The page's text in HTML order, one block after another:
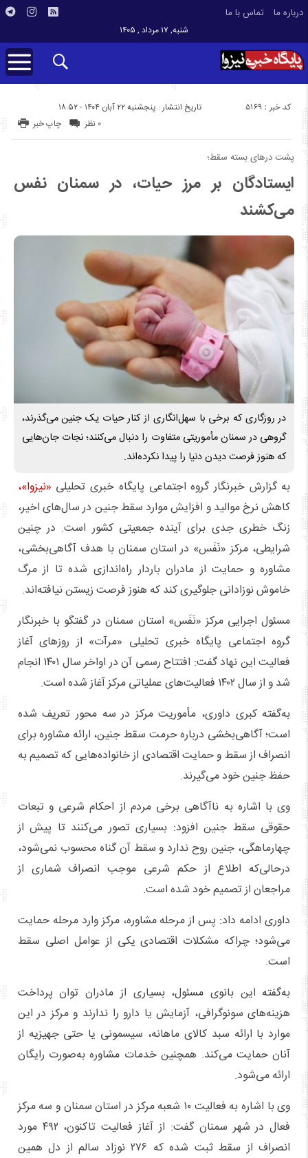
درباره ما تماس با ما
شنبه, ۱۷ مرداد , ۱۴۰۵
تاریخ انتشار : پنجشنبه ۲۲ آبان ۱۴۰۴ - ۱۸:۵۲ کد خبر : 5169
چاپ خبر ۰ نظر
پشت درهای بسته سقط؛
ایستادگان بر مرز حیات، در سمنان نفس
می‌کشند
در روزگاری که برخی با سهل‌انگاری از کنار حیات یک جنین می‌گذرند،
گروهی در سمنان مأموریتی متفاوت را دنبال می‌کنند؛ نجات جان‌هایی
که هنوز فرصت دیدن دنیا را پیدا نکرده‌اند.
به‌ گزارش خبرنگار گروه اجتماعی پایگاه خبری تحلیلی «نیزوا»،
کاهش نرخ موالید و افزایش موارد سقط جنین در سال‌های اخیر،
زنگ خطری جدی برای آینده جمعیتی کشور است. در چنین
شرایطی، مرکز «نَفَس» در استان سمنان با هدف آگاهی‌بخشی،
مشاوره و حمایت از مادران باردار راه‌اندازی شده تا از مرگ
خاموش نوزادانی جلوگیری کند که هنوز فرصت زیستن نیافته‌اند.
مسئول اجرایی مرکز «نَفَس» استان سمنان در گفتگو با خبرنگار
گروه اجتماعی پایگاه خبری تحلیلی «مرآت» از روزهای آغاز
فعالیت این نهاد گفت: افتتاح رسمی آن در اواخر سال ۱۴۰۱ انجام
شد و از سال ۱۴۰۲ فعالیت‌های عملیاتی مرکز آغاز شده است.
به‌گفته کبری داوری، مأموریت مرکز در سه محور تعریف شده
است؛ آگاهی‌بخشی درباره حرمت سقط جنین، ارائه مشاوره برای
انصراف از سقط و حمایت اقتصادی از خانواده‌هایی که تصمیم به
حفظ جنین خود می‌گیرند.
وی با اشاره به ناآگاهی برخی مردم از احکام شرعی و تبعات
حقوقی سقط جنین افزود: بسیاری تصور می‌کنند تا پیش از
چهارماهگی، جنین روح ندارد و سقط آن گناه محسوب نمی‌شود،
درحالی‌که اطلاع از حکم شرعی موجب انصراف شماری از
مراجعان از تصمیم خود شده است.
داوری ادامه داد: پس از مرحله مشاوره، مرکز وارد مرحله حمایت
می‌شود؛ چراکه مشکلات اقتصادی یکی از عوامل اصلی سقط
است.
به‌گفته این بانوی مسئول، بسیاری از مادران توان پرداخت
هزینه‌های سونوگرافی، آزمایش یا دارو را ندارند و مرکز در این
موارد با ارائه سبد کالای ماهانه، سیسمونی یا حتی جهیزیه از
آنان حمایت می‌کند. همچنین خدمات مشاوره به‌صورت رایگان
ارائه می‌شود.
وی با اشاره به فعالیت ۱۰ شعبه مرکز در استان سمنان و سه مرکز
فعال در شهر سمنان گفت: از آغاز فعالیت تاکنون، ۴۹۲ مورد
انصراف از سقط ثبت شده که ۲۷۶ نوزاد سالم از دل همین